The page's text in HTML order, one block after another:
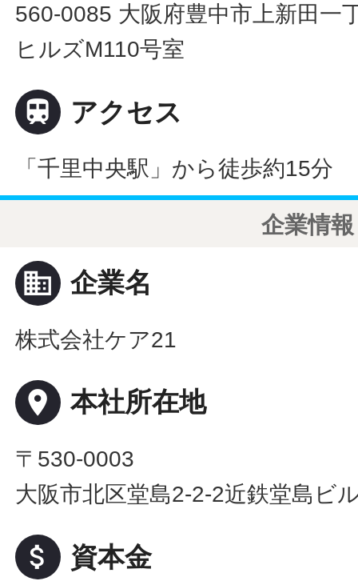
560-0085 大阪府豊中市上新田一
ヒルズM110号室
 アクセス
「千里中央駅」から徒歩約15分
企業情報
business 企業名
株式会社ケア21
place 本社所在地
〒530-0003
大阪市北区堂島2-2-2近鉄堂島ビ
attach_money 資本金